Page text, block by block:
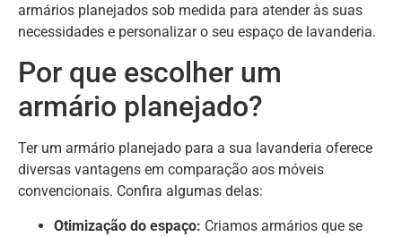
armários planejados sob medida para atender às suas
necessidades e personalizar o seu espaço de lavanderia.
Por que escolher um
armário planejado?
Ter um armário planejado para a sua lavanderia oferece
diversas vantagens em comparação aos móveis
convencionais. Confira algumas delas:
Otimização do espaço: Criamos armários que se